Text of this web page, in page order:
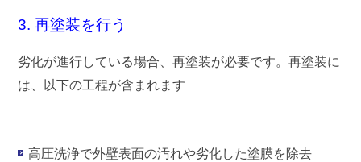
3. 再塗装を行う
劣化が進行している場合、再塗装が必要です。再塗装に
は、以下の工程が含まれます
高圧洗浄で外壁表面の汚れや劣化した塗膜を除去